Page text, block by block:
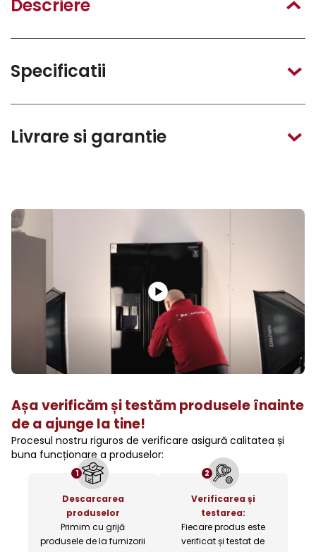
Descriere
Specificatii
Livrare si garantie
Așa verificăm și testăm produsele înainte
de a ajunge la tine!
Procesul nostru riguros de verificare asigură calitatea și
buna funcționare a produselor:
1
Descarcarea
produselor
Primim cu grijă
produsele de la furnizorii
2
Verificarea și
testarea:
Fiecare produs este
verificat și testat de